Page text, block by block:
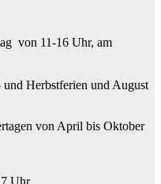
von 11-16 Uhr, am
und Herbstferien und August
von April bis Oktober
Uhr